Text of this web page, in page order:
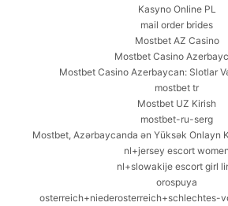
Kasyno Online PL
mail order brides
Mostbet AZ Casino
Mostbet Casino
Mostbet Casino Azerbaycan: Slotlar
mostbet tr
Mostbet UZ Kirish
mostbet-ru-serg
Mostbet, Azərbaycanda ən Yüksək Onlayn
nl+jersey escort women
nl+slowakije escort girl
orospuya
osterreich+niederosterreich+schlechtes-